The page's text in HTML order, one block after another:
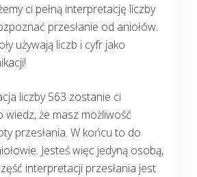
ci pełną interpretację liczby
przesłanie od aniołów.
używają liczb i cyfr jako
liczby 563 zostanie ci
wiedz, że masz możliwość
przesłania. W końcu to do
Jesteś więc jedyną osobą,
interpretacji przesłania jest